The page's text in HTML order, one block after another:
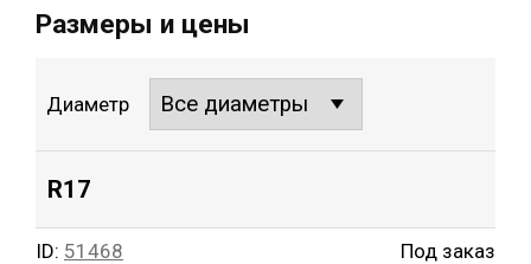
Посмотреть фотографии дисков BBS SX в цвете
Crystal Black
Посмотреть как выглядят диски на автомобиле -
Конфигуратор дисков BBS
Вы можете заказать и купить диски BBS SX в
нашем интернет-магазине Buywheel.ru. Для этого
нужно выбрать соответствующий типоразмер,
нажать рядом с ним кнопку «в корзину» и
оформить заказ.
Размеры и цены
Диаметр
R17
ID: 51468
Под заказ